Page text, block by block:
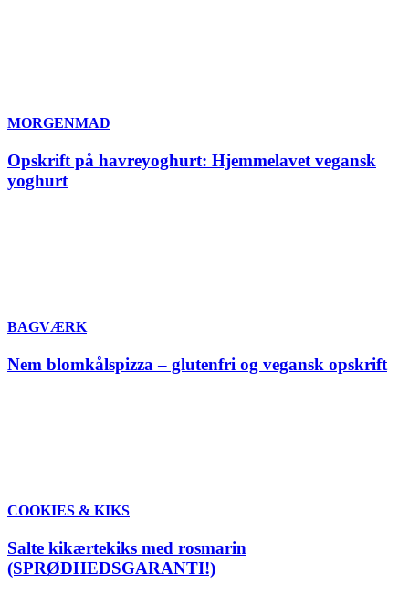
MORGENMAD
Opskrift på havreyoghurt: Hjemmelavet vegansk
yoghurt
BAGVÆRK
Nem blomkålspizza – glutenfri og vegansk opskrift
COOKIES & KIKS
Salte kikærtekiks med rosmarin
(SPRØDHEDSGARANTI!)